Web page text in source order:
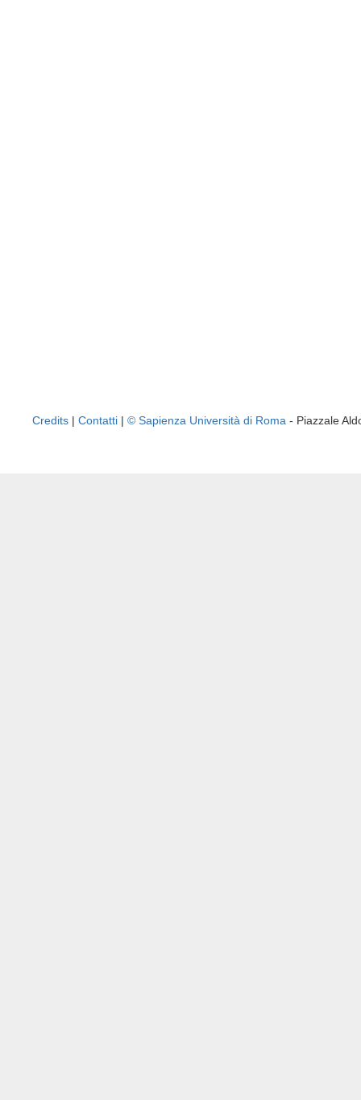
Credits | Contatti | © Sapienza Università di Roma - Piazzale